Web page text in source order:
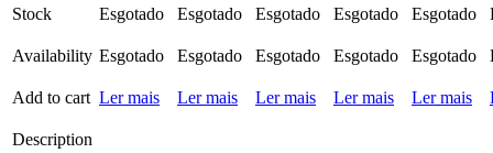
Stock Esgotado Esgotado Esgotado Esgotado Esgotado
Availability Esgotado Esgotado Esgotado Esgotado Esgotado
Add to cart Ler mais Ler mais Ler mais Ler mais Ler mais
Description